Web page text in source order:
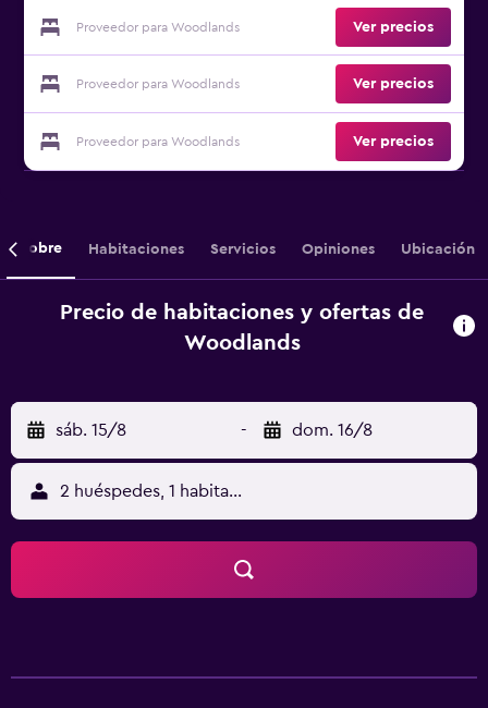
Proveedor para Woodlands Ver precios
Proveedor para Woodlands Ver precios
Proveedor para Woodlands Ver precios
Sobre Habitaciones Servicios Opiniones Ubicación
Precio de habitaciones y ofertas de
Woodlands
sáb. 15/8 - dom. 16/8
2 huéspedes, 1 habitación